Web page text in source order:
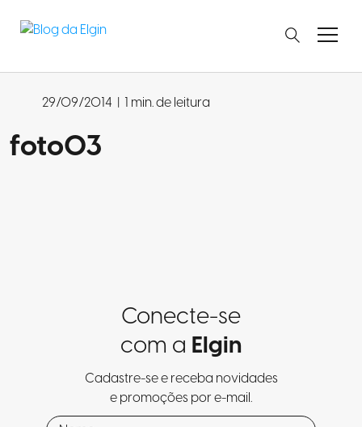
29/09/2014 | 1 min. de leitura
foto03
Conecte-se
com a Elgin
Cadastre-se e receba novidades
e promoções por e-mail.